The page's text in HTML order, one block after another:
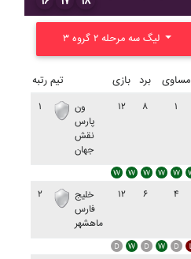
رتبه تیم بازی برد مساوی
۱
ون
پارس
نقش
جهان
۱۲ ۸ ۱
۲
خليج
فارس
ماهشهر
۱۲ ۶ ۴